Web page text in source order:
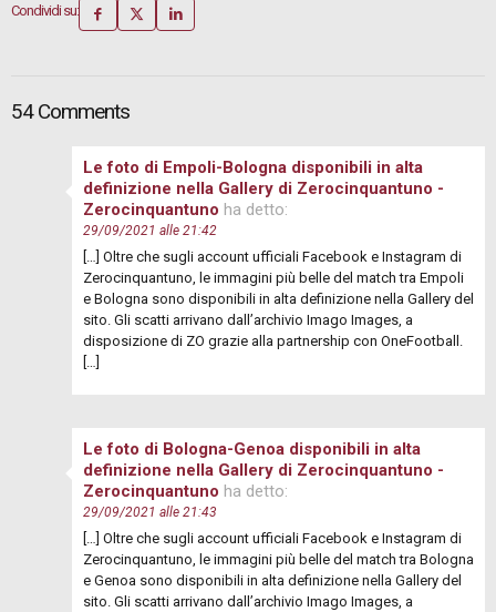
Condividi su:
54 Comments
Le foto di Empoli-Bologna disponibili in alta
definizione nella Gallery di Zerocinquantuno -
Zerocinquantuno ha detto:
29/09/2021 alle 21:42
[…] Oltre che sugli account ufficiali Facebook e Instagram di
Zerocinquantuno, le immagini più belle del match tra Empoli
e Bologna sono disponibili in alta definizione nella Gallery del
sito. Gli scatti arrivano dall’archivio Imago Images, a
disposizione di ZO grazie alla partnership con OneFootball.
Le foto di Bologna-Genoa disponibili in alta
definizione nella Gallery di Zerocinquantuno -
Zerocinquantuno ha detto:
29/09/2021 alle 21:43
[…] Oltre che sugli account ufficiali Facebook e Instagram di
Zerocinquantuno, le immagini più belle del match tra Bologna
e Genoa sono disponibili in alta definizione nella Gallery del
sito. Gli scatti arrivano dall’archivio Imago Images, a